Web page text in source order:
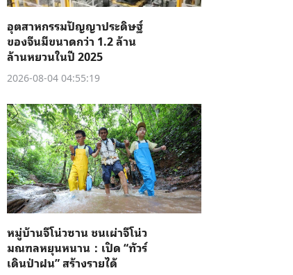
อุตสาหกรรมปัญญาประดิษฐ์
ของจีนมีขนาดกว่า 1.2 ล้าน
ล้านหยวนในปี 2025
2026-08-04 04:55:19
หมู่บ้านจีโน่วซาน ชนเผ่าจีโน่ว
มณฑลหยุนหนาน：เปิด “ทัวร์
เดินป่าฝน” สร้างรายได้